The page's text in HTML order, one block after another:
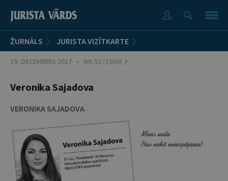
ŽURNĀLS JURISTA VIZĪTKARTE
19. DECEMBRIS 2017 • NR.52 (1006)
Veronika Sajadova
VERONIKA SAJADOVA